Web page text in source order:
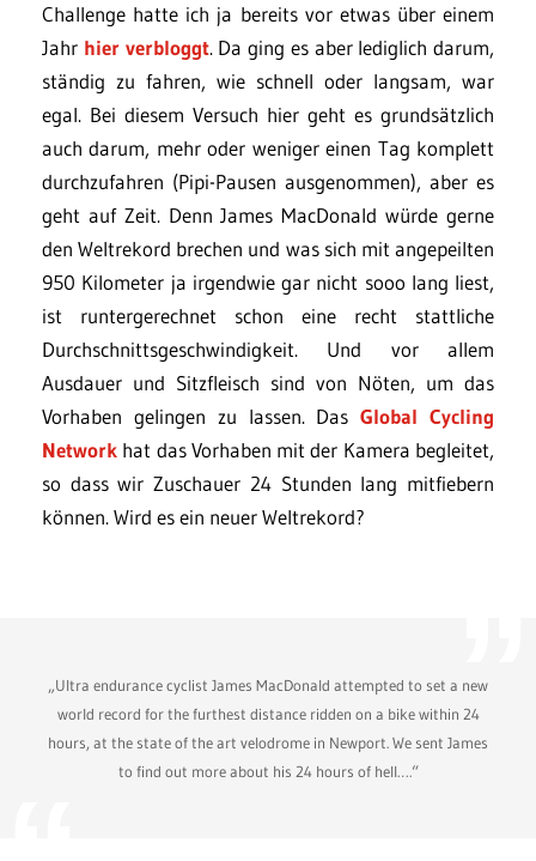
Challenge hatte ich ja bereits vor etwas über einem
Jahr hier verbloggt. Da ging es aber lediglich darum,
ständig zu fahren, wie schnell oder langsam, war
egal. Bei diesem Versuch hier geht es grundsätzlich
auch darum, mehr oder weniger einen Tag komplett
durchzufahren (Pipi-Pausen ausgenommen), aber es
geht auf Zeit. Denn James MacDonald würde gerne
den Weltrekord brechen und was sich mit angepeilten
950 Kilometer ja irgendwie gar nicht sooo lang liest,
ist runtergerechnet schon eine recht stattliche
Durchschnittsgeschwindigkeit. Und vor allem
Ausdauer und Sitzfleisch sind von Nöten, um das
Vorhaben gelingen zu lassen. DasGlobal Cycling
Network hat das Vorhaben mit der Kamera begleitet,
so dass wir Zuschauer 24 Stunden lang mitfiebern
können. Wird es ein neuer Weltrekord?
„Ultra endurance cyclist James MacDonald attempted to set a new
world record for the furthest distance ridden on a bike within 24
hours, at the state of the art velodrome in Newport. We sent James
to find out more about his 24 hours of hell….“